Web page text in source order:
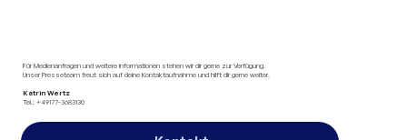
Für Medienanfragen und weitere Informationen stehen wir dir gerne zur Verfügung.
Unser Presseteam freut sich auf deine Kontaktaufnahme und hilft dir gerne weiter.
Katrin Wertz
Tel.: +49177-3683130